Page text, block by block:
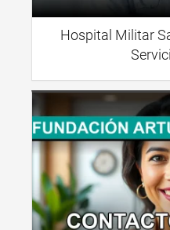
Hospital Militar